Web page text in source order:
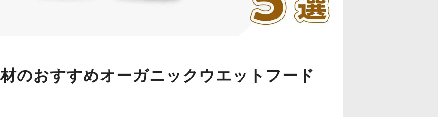
のおすすめオーガニックウエットフード